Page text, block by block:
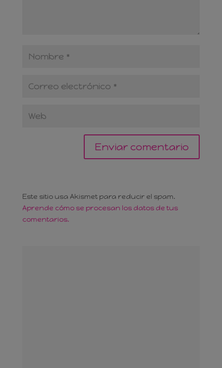
Este sitio usa Akismet para reducir el spam.
Aprende cómo se procesan los datos de tus
comentarios.